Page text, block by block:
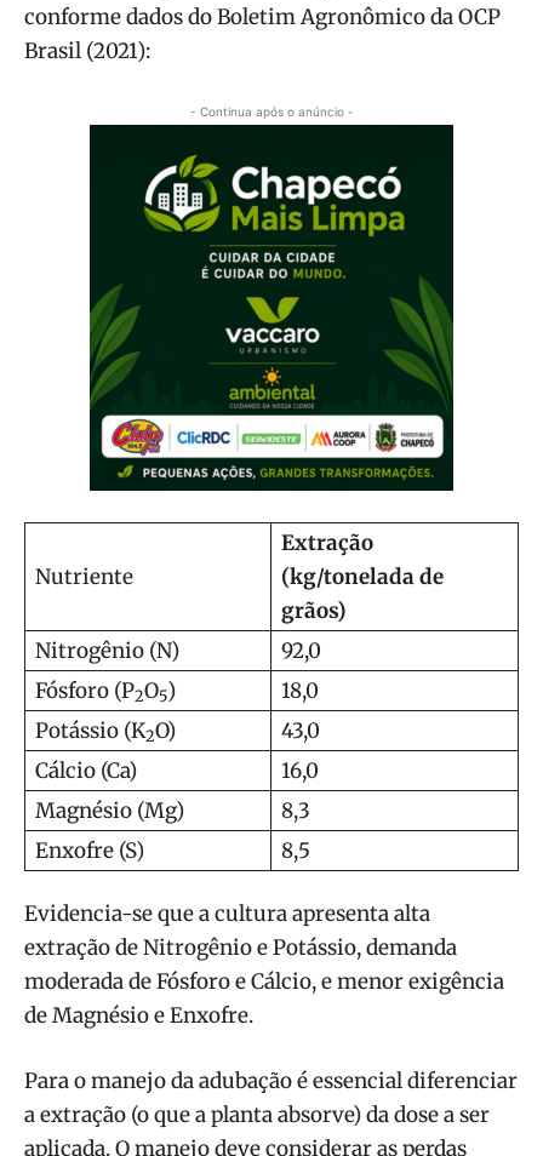
conforme dados do Boletim Agronômico da OCP
Brasil (2021):
- Continua após o anúncio -
Nutriente
Extração
(kg/tonelada de
grãos)
Nitrogênio (N)
92,0
Fósforo (P2O5)
18,0
Potássio (K2O)
43,0
Cálcio (Ca)
16,0
Magnésio (Mg)
8,3
Enxofre (S)
8,5
Evidencia-se que a cultura apresenta alta
extração de Nitrogênio e Potássio, demanda
moderada de Fósforo e Cálcio, e menor exigência
de Magnésio e Enxofre.
Para o manejo da adubação é essencial diferenciar
a extração (o que a planta absorve) da dose a ser
aplicada. O manejo deve considerar as perdas